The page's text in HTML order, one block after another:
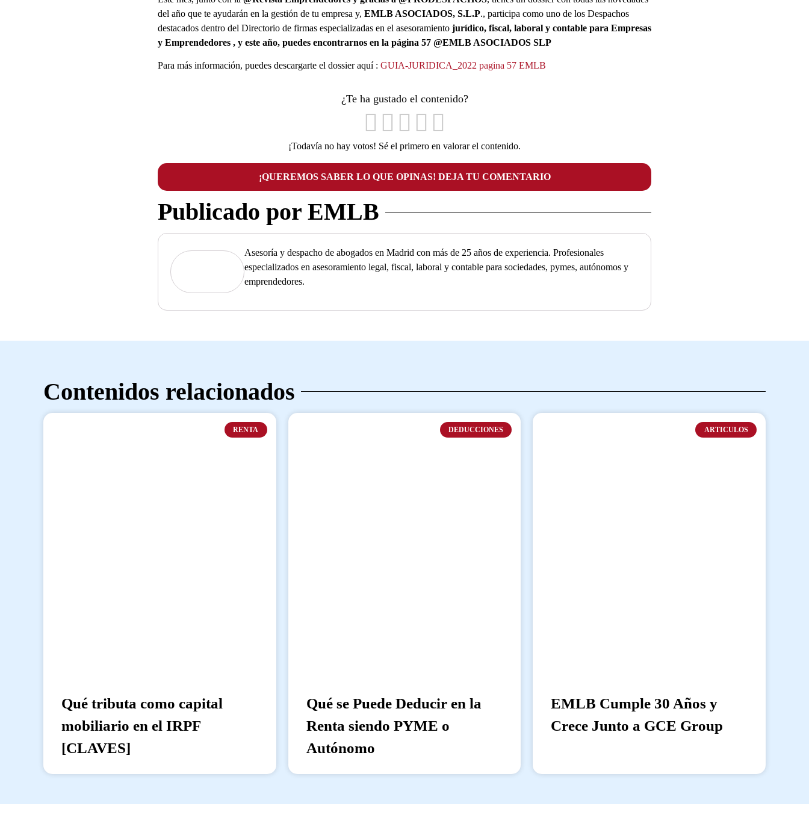
del año que te ayudarán en la gestión de tu empresa y, EMLB ASOCIADOS, S.L.P., participa como uno de los Despachos
destacados dentro del Directorio de firmas especializadas en el asesoramiento jurídico, fiscal, laboral y contable para Empresas
y Emprendedores , y este año, puedes encontrarnos en la página 57 @EMLB ASOCIADOS SLP
Para más información, puedes descargarte el dossier aquí : GUIA-JURIDICA_2022 pagina 57 EMLB
¿Te ha gustado el contenido?
¡Todavía no hay votos! Sé el primero en valorar el contenido.
¡QUEREMOS SABER LO QUE OPINAS! DEJA TU COMENTARIO
Publicado por EMLB
Asesoría y despacho de abogados en Madrid con más de 25 años de experiencia. Profesionales
especializados en asesoramiento legal, fiscal, laboral y contable para sociedades, pymes, autónomos y
emprendedores.
Contenidos relacionados
RENTA
Qué tributa como capital
mobiliario en el IRPF
[CLAVES]
DEDUCCIONES
Qué se Puede Deducir en la
Renta siendo PYME o
Autónomo
ARTICULOS
EMLB Cumple 30 Años y
Crece Junto a GCE Group